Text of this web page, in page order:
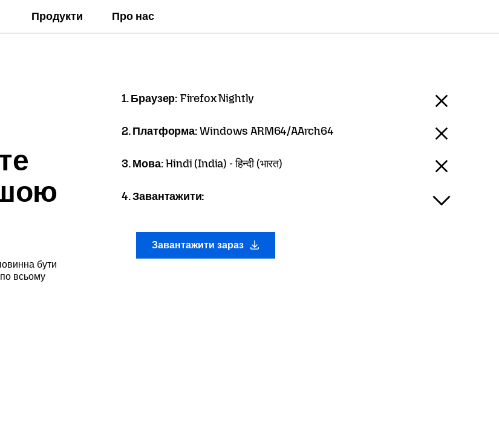
Продукти Про нас
бути
всьому
1. Браузер: Firefox Nightly
2. Платформа:Windows ARM64/AArch64
3. Мова:Hindi (India) - हिन्दी (भारत)
4. Завантажити:
Завантажити зараз